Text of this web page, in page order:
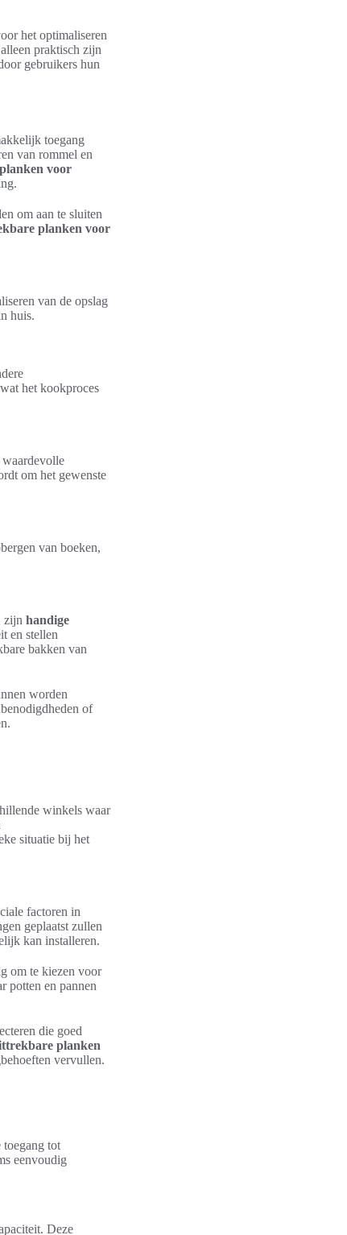
het optimaliseren
praktisch zijn
gebruikers hun
toegang
van rommel en
voor
om aan te sluiten
planken voor
van de opslag
huis.
het kookproces
waardevolle
om het gewenste
van boeken,
zijn handige
en stellen
bakken van
worden
of
winkels waar
situatie bij het
factoren in
geplaatst zullen
kan installeren.
om te kiezen voor
potten en pannen
die goed
planken
vervullen.
tot
eenvoudig
Deze